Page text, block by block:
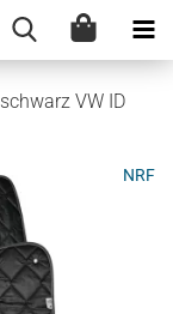
VW ID
NRF